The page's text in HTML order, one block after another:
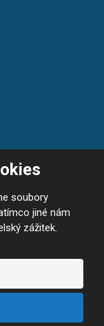
soubory
jiné nám
zážitek.